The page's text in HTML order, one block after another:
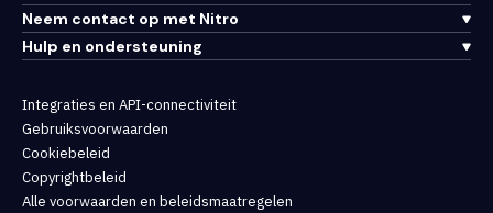
Neem contact op met Nitro
Hulp en ondersteuning
Integraties en API-connectiviteit
Gebruiksvoorwaarden
Cookiebeleid
Copyrightbeleid
Alle voorwaarden en beleidsmaatregelen